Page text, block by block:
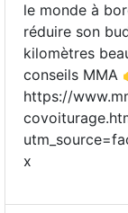
le monde à
réduire son
kilomètres
conseils MMA
https://
x